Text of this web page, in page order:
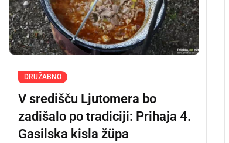
DRUŽABNO
V središču Ljutomera bo
zadišalo po tradiciji: Prihaja 4.
Gasilska kisla žüpa